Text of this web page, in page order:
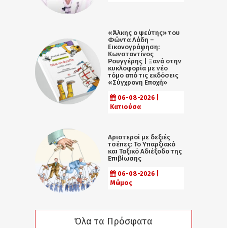
«Άλκης ο ψεύτης» του
Φώντα Λάδη –
Εικονογράφηση:
Κωνσταντίνος
Ρουγγέρης | Ξανά στην
κυκλοφορία με νέο
τόμο από τις εκδόσεις
«Σύγχρονη Εποχή»
06-08-2026 |
Κατιούσα
Αριστεροί με δεξιές
τσέπες: Το Υπαρξιακό
και Ταξικό Αδιέξοδο της
Επιβίωσης
06-08-2026 |
Μώμος
Όλα τα Πρόσφατα